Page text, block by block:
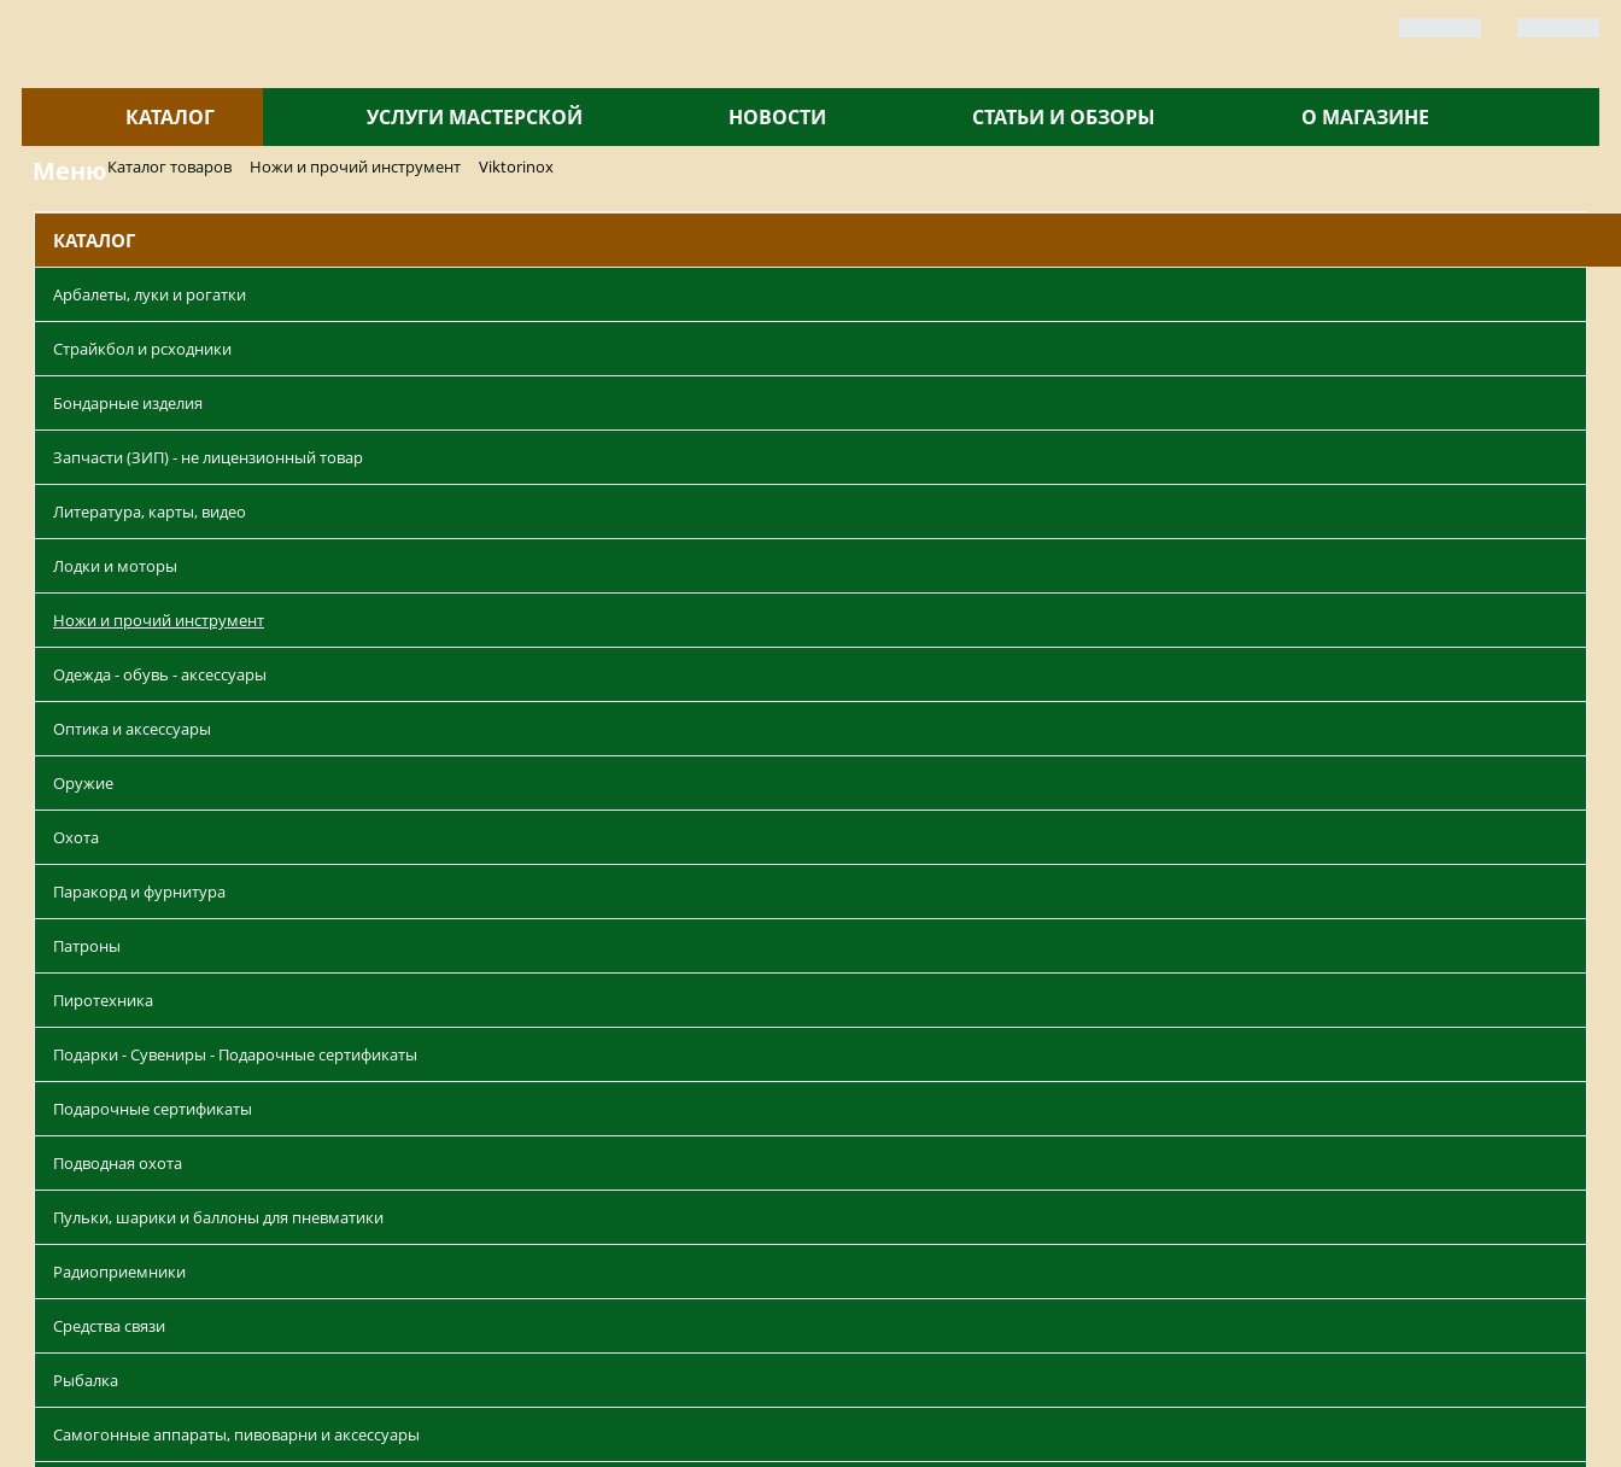
КАТАЛОГ УСЛУГИ МАСТЕРСКОЙ НОВОСТИ СТАТЬИ И ОБЗОРЫ О МАГАЗИНЕ
МенюКаталог товаров Ножи и прочий инструмент Viktorinox
КАТАЛОГ
Арбалеты, луки и рогатки
Страйкбол и рсходники
Бондарные изделия
Запчасти (ЗИП) - не лицензионный товар
Литература, карты, видео
Лодки и моторы
Ножи и прочий инструмент
Одежда - обувь - аксессуары
Оптика и аксессуары
Оружие
Охота
Паракорд и фурнитура
Патроны
Пиротехника
Подарки - Сувениры - Подарочные сертификаты
Подарочные сертификаты
Подводная охота
Пульки, шарики и баллоны для пневматики
Радиоприемники
Средства связи
Рыбалка
Самогонные аппараты, пивоварни и аксессуары